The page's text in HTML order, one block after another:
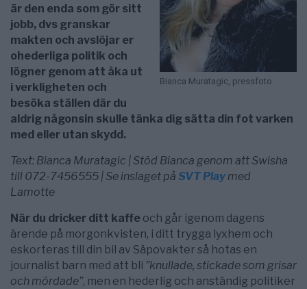
Bianca Muratagic, pressfoto
är den enda som gör sitt
jobb, dvs granskar
makten och avslöjar er
ohederliga politik och
lögner genom att åka ut
i verkligheten och
besöka ställen där du
aldrig någonsin skulle tänka dig sätta din fot varken
med eller utan skydd.
Text: Bianca Muratagic | Stöd Bianca genom att Swisha
till 072-7456555 | Se inslaget på SVT Play med
Lamotte
När du dricker ditt kaffe och går igenom dagens
ärende på morgonkvisten, i ditt trygga lyxhem och
eskorteras till din bil av Säpovakter så hotas en
journalist barn med att bli ”knullade, stickade som grisar
och mördade”, men en hederlig och anständig politiker